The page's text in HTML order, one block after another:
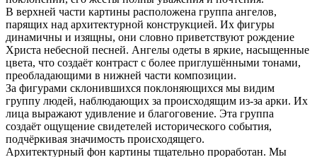
В верхней части картины расположена группа ангелов,
парящих над архитектурной конструкцией. Их фигуры
динамичны и изящны, они словно приветствуют рождение
Христа небесной песней. Ангелы одеты в яркие, насыщенные
цвета, что создаёт контраст с более приглушёнными тонами,
преобладающими в нижней части композиции.
За фигурами склонившихся поклоняющихся мы видим
группу людей, наблюдающих за происходящим из-за арки. Их
лица выражают удивление и благоговение. Эта группа
создаёт ощущение свидетелей исторического события,
подчёркивая значимость происходящего.
Архитектурный фон картины тщательно проработан. Мы